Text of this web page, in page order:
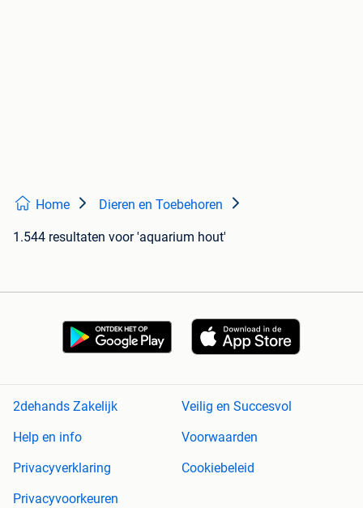
Home Dieren en Toebehoren
1.544 resultaten voor 'aquarium hout'
2dehands Zakelijk
Veilig en Succesvol
Help en info
Voorwaarden
Privacyverklaring
Cookiebeleid
Privacyvoorkeuren